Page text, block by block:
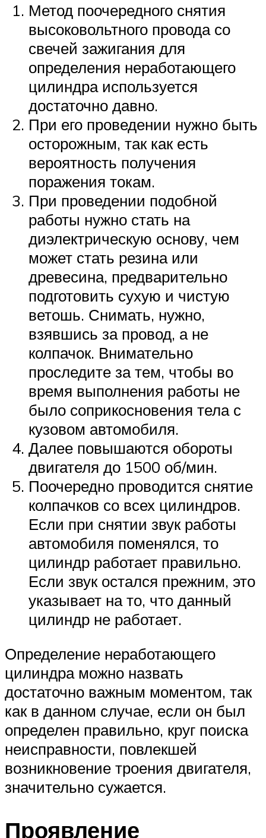
Метод поочередного снятия
высоковольтного провода со
свечей зажигания для
определения неработающего
цилиндра используется
достаточно давно.
При его проведении нужно быть
осторожным, так как есть
вероятность получения
поражения токам.
При проведении подобной
работы нужно стать на
диэлектрическую основу, чем
может стать резина или
древесина, предварительно
подготовить сухую и чистую
ветошь. Снимать, нужно,
взявшись за провод, а не
колпачок. Внимательно
проследите за тем, чтобы во
время выполнения работы не
было соприкосновения тела с
кузовом автомобиля.
Далее повышаются обороты
двигателя до 1500 об/мин.
Поочередно проводится снятие
колпачков со всех цилиндров.
Если при снятии звук работы
автомобиля поменялся, то
цилиндр работает правильно.
Если звук остался прежним, это
указывает на то, что данный
цилиндр не работает.
Определение неработающего
цилиндра можно назвать
достаточно важным моментом, так
как в данном случае, если он был
определен правильно, круг поиска
неисправности, повлекшей
возникновение троения двигателя,
значительно сужается.
Проявление